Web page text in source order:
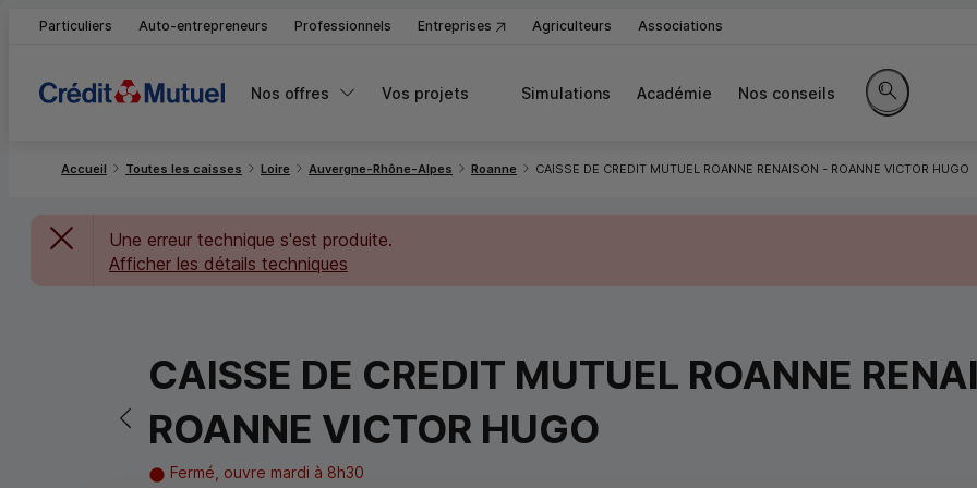
Particuliers Auto-entrepreneurs Professionnels Entreprises Agriculteurs Associations
Nos offres Vos projets Simulations Académie Nos conseils
Rechercher
Accueil Toutes les caisses Loire Auvergne-Rhône-Alpes Roanne CAISSE DE CREDIT MUTUEL ROANNE RENAISON - ROANNE VICTOR HUGO
Une erreur technique s'est produite.
Afficher les détails techniques
CAISSE DE CREDIT MUTUEL ROANNE
ROANNE VICTOR HUGO
Fermé, ouvre mardi à 8h30